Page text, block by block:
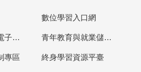
數位學習入口網
教育部統計處電子書櫃 青年教育與就業儲蓄帳戶
專區 終身學習資源平臺